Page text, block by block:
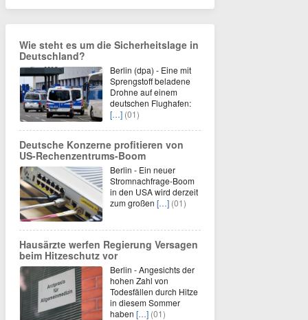
Wie steht es um die Sicherheitslage in
Deutschland?
Berlin (dpa) - Eine mit
Sprengstoff beladene
Drohne auf einem
deutschen Flughafen:
[…] (01)
Deutsche Konzerne profitieren von
US-Rechenzentrums-Boom
Berlin - Ein neuer
Stromnachfrage-Boom
in den USA wird derzeit
zum großen […] (01)
Hausärzte werfen Regierung Versagen
beim Hitzeschutz vor
Berlin - Angesichts der
hohen Zahl von
Todesfällen durch Hitze
in diesem Sommer
haben […] (01)